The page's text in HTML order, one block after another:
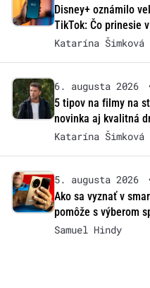
Disney+ oznámilo
TikTok: Čo prinesie
Katarína Šimková
6. augusta 2026
5 tipov na filmy na
novinka aj kvalitná
Katarína Šimková
5. augusta 2026
Ako sa vyznať v
pomôže s výberom
Samuel Hindy